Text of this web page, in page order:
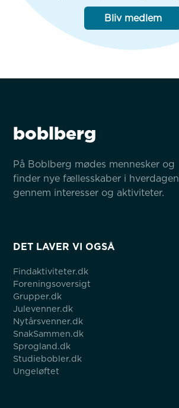
Bliv medlem
boblberg
På Boblberg mødes mennesker og
finder nye fællesskaber i hverdagen
gennem interesser og aktiviteter.
DET LAVER VI OGSÅ
Findaktiviteter.dk
Foreningsoversigt
Grupper.dk
Julevenner.dk
Nytårsvenner.dk
SnakSammen.dk
Sprogland.dk
Studiebobler.dk
Ungeløftet